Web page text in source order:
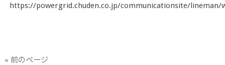
https://powergrid.chuden.co.jp/communicationsite/lineman/
« 前のページ